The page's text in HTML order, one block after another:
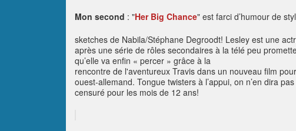
Mon second : "Her Big Chance" est farci d’humour de
sketches de Nabila/Stéphane Degroodt! Lesley est une
après une série de rôles secondaires à la télé peu
qu’elle va enfin « percer » grâce à la
rencontre de l'aventureux Travis dans un nouveau film
ouest-allemand. Tongue twisters à l’appui, on n’en dira
censuré pour les mois de 12 ans!